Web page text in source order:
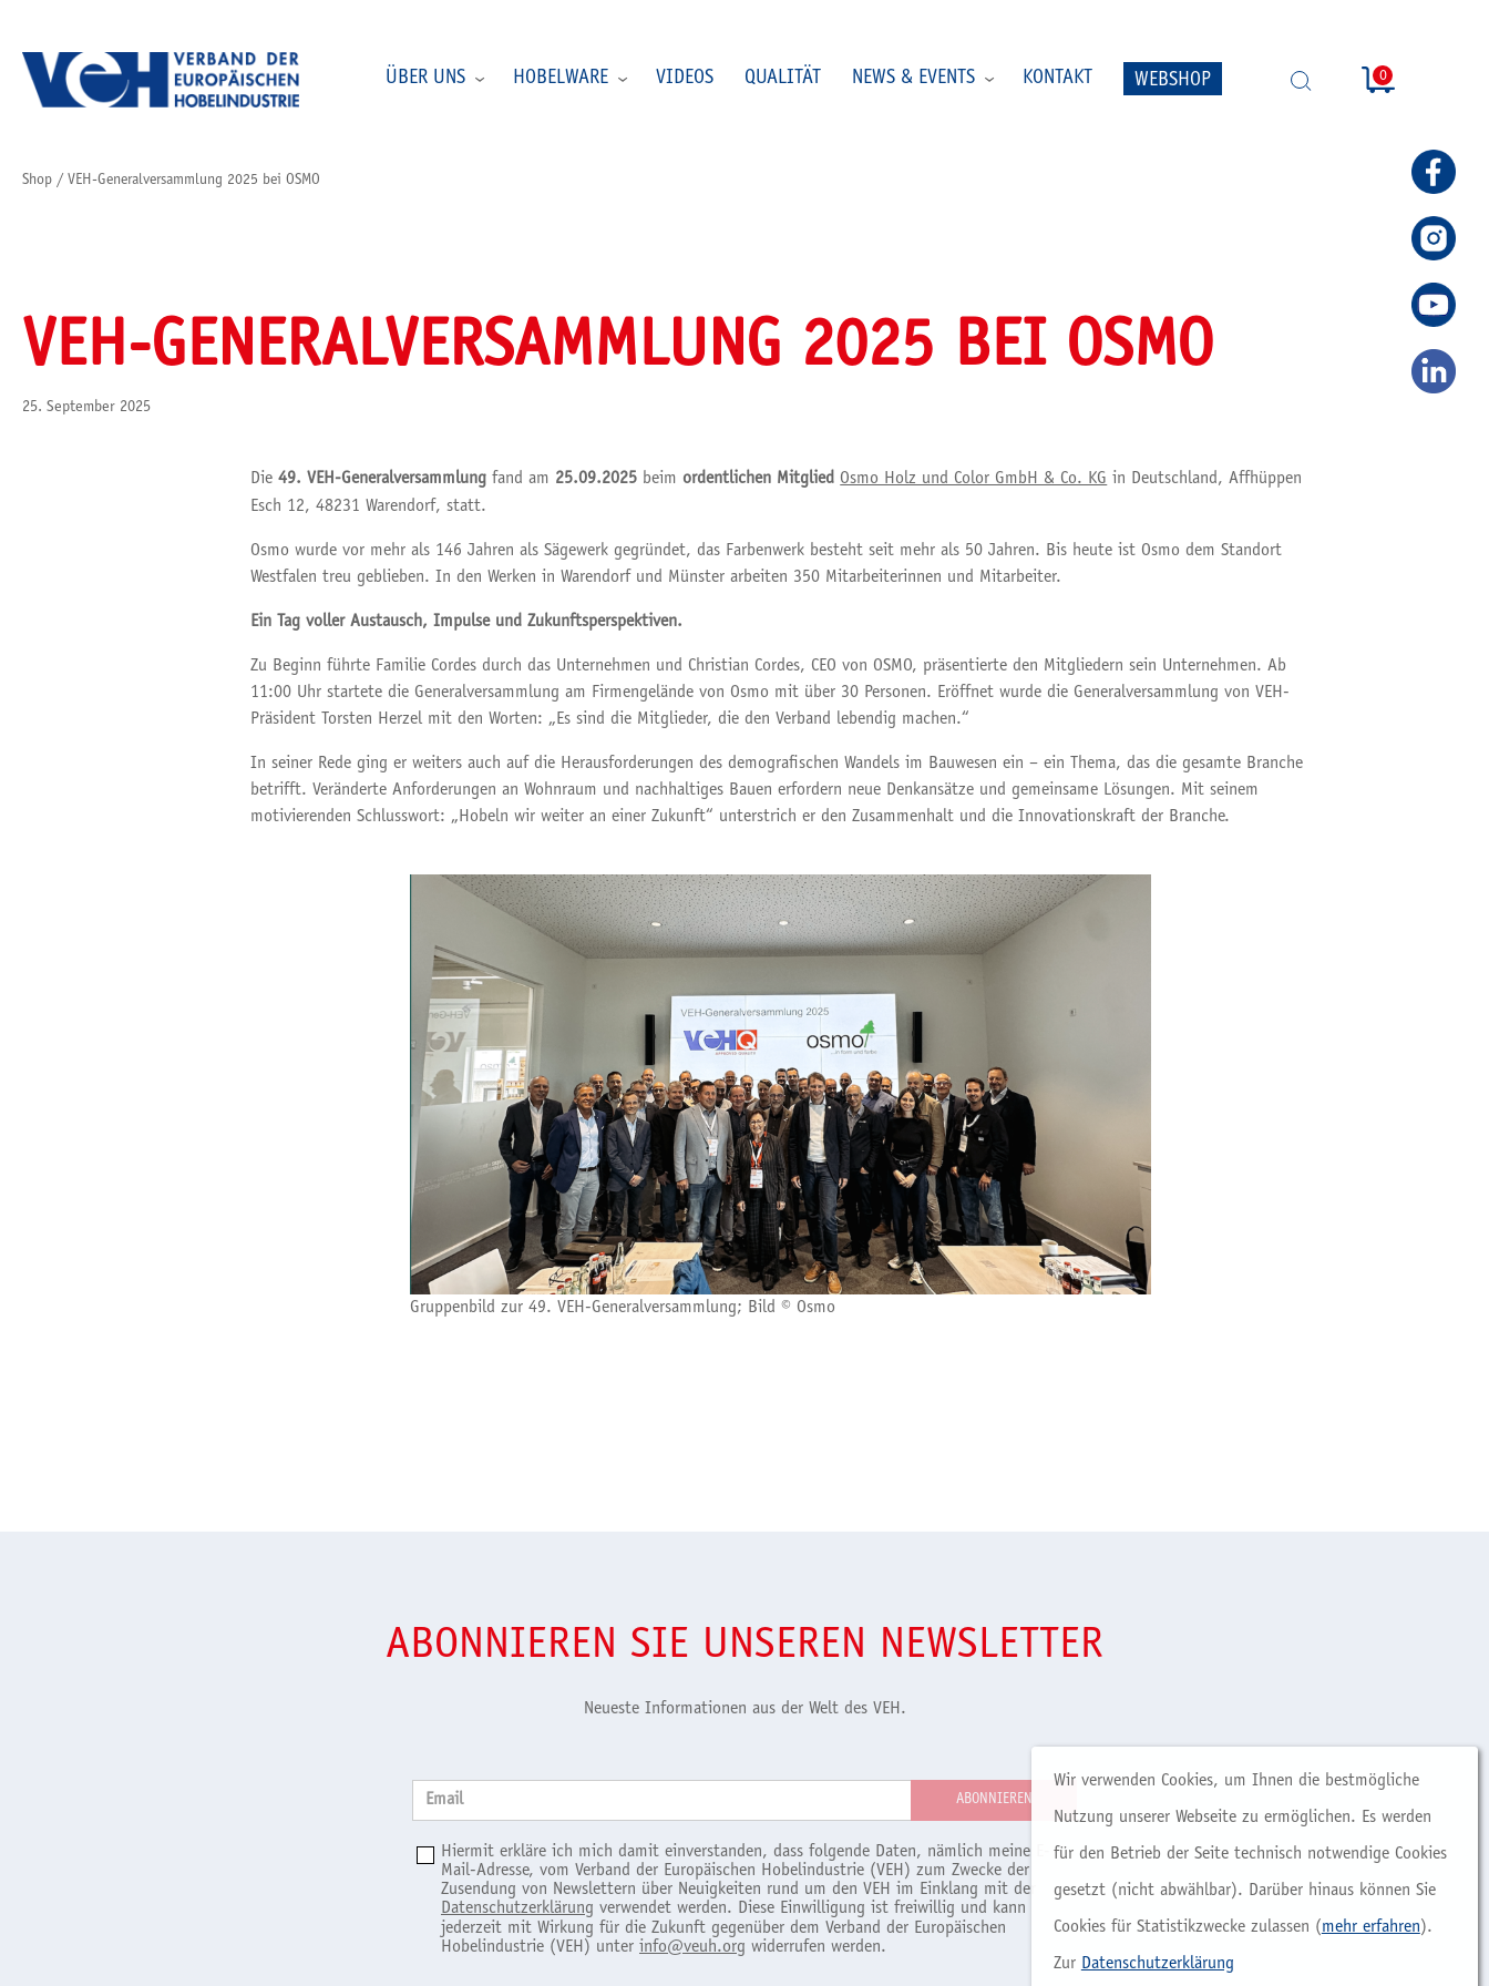
ÜBER UNS HOBELWARE VIDEOS QUALITÄT NEWS & EVENTS KONTAKT WEBSHOP
SUCHE
0
Shop / VEH-Generalversammlung 2025 bei OSMO
VEH-GENERALVERSAMMLUNG 2025 BEI OSMO
25. September 2025
Die49. VEH-Generalversammlungfand am 25.09.2025 beim ordentlichen Mitglied Osmo Holz und Color GmbH & Co. KG in Deutschland, Affhüppen
Esch 12, 48231 Warendorf, statt.
Osmo wurde vor mehr als 146 Jahren als Sägewerk gegründet, das Farbenwerk besteht seit mehr als 50 Jahren. Bis heute ist Osmo dem Standort
Westfalen treu geblieben. In den Werken in Warendorf und Münster arbeiten 350 Mitarbeiterinnen und Mitarbeiter.
Ein Tag voller Austausch, Impulse und Zukunftsperspektiven.
Zu Beginn führte Familie Cordes durch das Unternehmen und Christian Cordes, CEO von OSMO, präsentierte den Mitgliedern sein Unternehmen. Ab
11:00 Uhr startete die Generalversammlung am Firmengelände von Osmo mit über 30 Personen. Eröffnet wurde die Generalversammlung von VEH-
Präsident Torsten Herzel mit den Worten: „Es sind die Mitglieder, die den Verband lebendig machen.“
In seiner Rede ging er weiters auch auf die Herausforderungen des demografischen Wandels im Bauwesen ein – ein Thema, das die gesamte Branche
betrifft. Veränderte Anforderungen an Wohnraum und nachhaltiges Bauen erfordern neue Denkansätze und gemeinsame Lösungen. Mit seinem
motivierenden Schlusswort: „Hobeln wir weiter an einer Zukunft“ unterstrich er den Zusammenhalt und die Innovationskraft der Branche.
Gruppenbild zur 49. VEH-Generalversammlung; Bild © Osmo
ABONNIEREN SIE UNSEREN NEWSLETTER
Neueste Informationen aus der Welt des VEH.
Email
Hiermit erkläre ich mich damit einverstanden, dass folgende Daten, nämlich meine E-
Mail-Adresse, vom Verband der Europäischen Hobelindustrie (VEH) zum Zwecke der
Zusendung von Newslettern über Neuigkeiten rund um den VEH im Einklang mit der
Datenschutzerklärung verwendet werden. Diese Einwilligung ist freiwillig und kann
jederzeit mit Wirkung für die Zukunft gegenüber dem Verband der Europäischen
Hobelindustrie (VEH) unter info@veuh.org widerrufen werden.
Wir verwenden Cookies, um Ihnen die bestmögliche
Nutzung unserer Webseite zu ermöglichen. Es werden
für den Betrieb der Seite technisch notwendige Cookies
gesetzt (nicht abwählbar). Darüber hinaus können Sie
Cookies für Statistikzwecke zulassen (mehr erfahren).
Zur Datenschutzerklärung